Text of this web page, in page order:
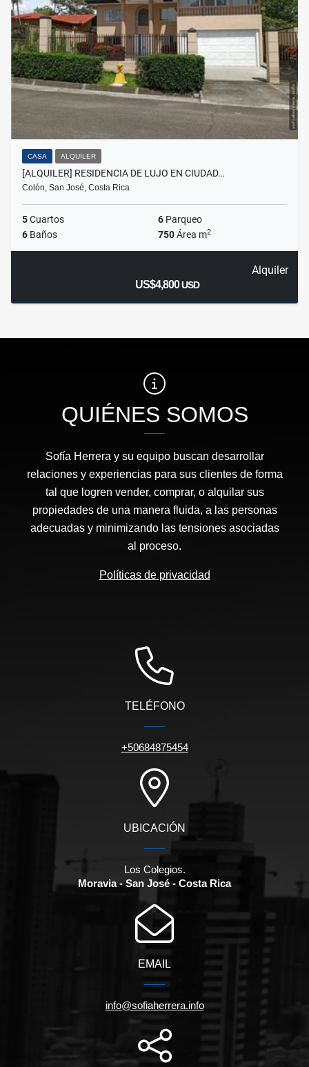
CASA ALQUILER
[ALQUILER] RESIDENCIA DE LUJO EN CIUDAD…
Colón, San José, Costa Rica
5Cuartos 6 Parqueo
6 Baños 750Área m2
Alquiler
US$4,800USD
QUIÉNES SOMOS
Sofía Herrera y su equipo buscan desarrollar
relaciones y experiencias para sus clientes de forma
tal que logren vender, comprar, o alquilar sus
propiedades de una manera fluida, a las personas
adecuadas y minimizando las tensiones asociadas
al proceso.
Políticas de privacidad
TELÉFONO
+50684875454
UBICACIÓN
Los Colegios.
Moravia - San José - Costa Rica
EMAIL
info@sofiaherrera.info